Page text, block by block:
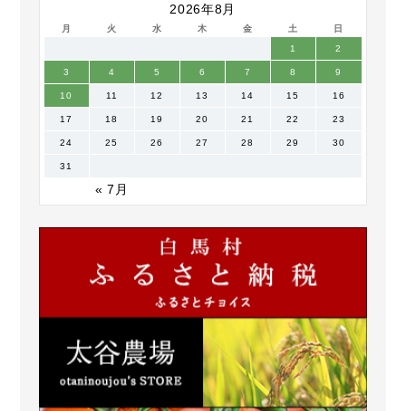
2026年8月
月 火 水 木 金 土 日
« 7月
1 2
3 4 5 6 7 8 9
10 11 12 13 14 15 16
17 18 19 20 21 22 23
24 25 26 27 28 29 30
31